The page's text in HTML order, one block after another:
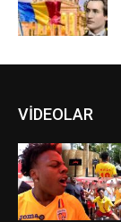
VİDEOLAR